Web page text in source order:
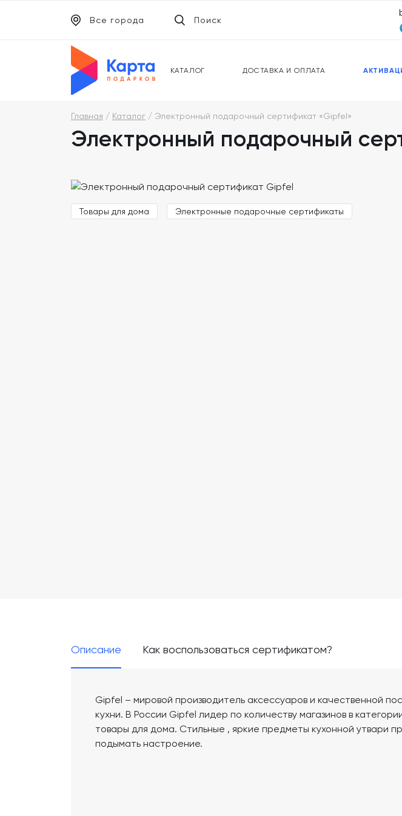
КАТАЛОГ ДОСТАВКА И ОПЛАТА
Все города Поиск
ПОДАРОЧНЫЕ КАРТЫ
Главная Каталог Электронный подарочный сертификат «Gipfel»
Электронный подарочный
Товары для дома Электронные подарочные сертификаты
Описание Как воспользоваться сертификатом?
Gipfel – мировой производитель аксессуаров и качественной
кухни. В России Gipfel лидер по количеству магазинов в
товары для дома. Стильные , яркие предметы кухонной утвари
подымать настроение.